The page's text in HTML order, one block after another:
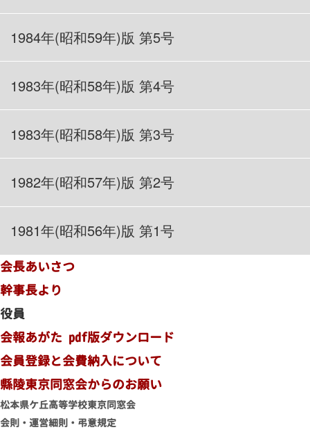
1984年(昭和59年)版 第5号
1983年(昭和58年)版 第4号
1983年(昭和58年)版 第3号
1982年(昭和57年)版 第2号
1981年(昭和56年)版 第1号
会長あいさつ
幹事長より
役員
会報あがた pdf版ダウンロード
会員登録と会費納入について
縣陵東京同窓会からのお願い
松本県ケ丘高等学校東京同窓会
会則・運営細則・弔意規定